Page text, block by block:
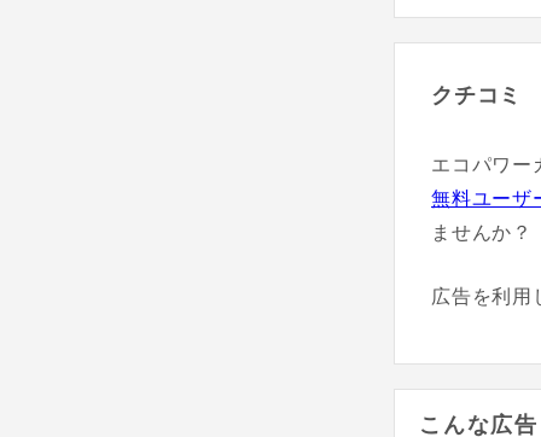
クチコミ
エコパワー
無料ユーザ
ませんか？
広告を利用
こんな広